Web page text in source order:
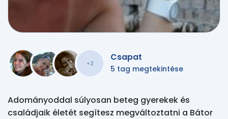
+2
Csapat
5 tag megtekintése
Adományoddal súlyosan beteg gyerekek és
családjaik életét segítesz megváltoztatni a Bátor